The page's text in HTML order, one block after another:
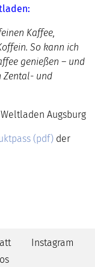
Kaffee,
So kann ich
genießen – und
Zental- und
Augsburg
(pdf) der
Instagram